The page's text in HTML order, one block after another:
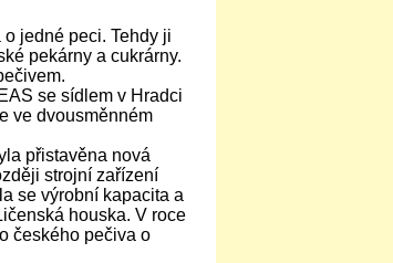
jedné peci. Tehdy ji
pekárny a cukrárny.
se sídlem v Hradci
ve dvousměnném
přistavěna nová
strojní zařízení
se výrobní kapacita a
houska. V roce
českého pečiva o